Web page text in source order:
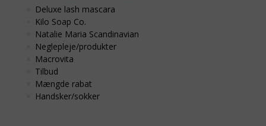
Deluxe lash mascara
Kilo Soap Co.
Natalie Maria Scandinavian
Neglepleje/produkter
Macrovita
Tilbud
Mængde rabat
Handsker/sokker